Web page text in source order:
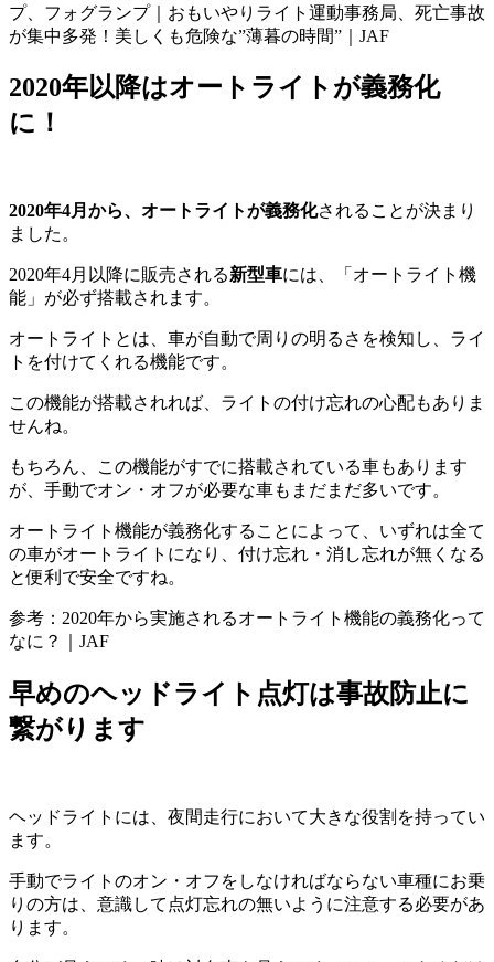
プ、フォグランプ｜おもいやりライト運動事務局、死亡事故
が集中多発！美しくも危険な”薄暮の時間”｜JAF
2020年以降はオートライトが義務化
に！
2020年4月から、オートライトが義務化されることが決まり
ました。
2020年4月以降に販売される新型車には、「オートライト機
能」が必ず搭載されます。
オートライトとは、車が自動で周りの明るさを検知し、ライ
トを付けてくれる機能です。
この機能が搭載されれば、ライトの付け忘れの心配もありま
せんね。
もちろん、この機能がすでに搭載されている車もあります
が、手動でオン・オフが必要な車もまだまだ多いです。
オートライト機能が義務化することによって、いずれは全て
の車がオートライトになり、付け忘れ・消し忘れが無くなる
と便利で安全ですね。
参考：2020年から実施されるオートライト機能の義務化って
なに？｜JAF
早めのヘッドライト点灯は事故防止に
繋がります
ヘッドライトには、夜間走行において大きな役割を持ってい
ます。
手動でライトのオン・オフをしなければならない車種にお乗
りの方は、意識して点灯忘れの無いように注意する必要があ
ります。